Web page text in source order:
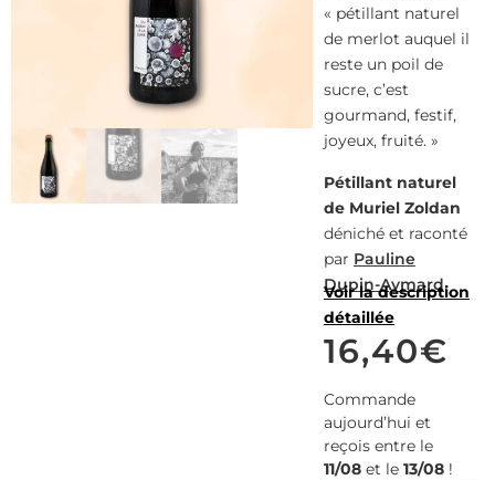
« pétillant naturel
de merlot auquel il
reste un poil de
sucre, c’est
gourmand, festif,
joyeux, fruité. »
Pétillant naturel
de Muriel Zoldan
déniché et raconté
par Pauline
Dupin-Aymard.
Voir la description
détaillée
16,40€
Commande
aujourd’hui et
reçois entre le
11/08et le 13/08!